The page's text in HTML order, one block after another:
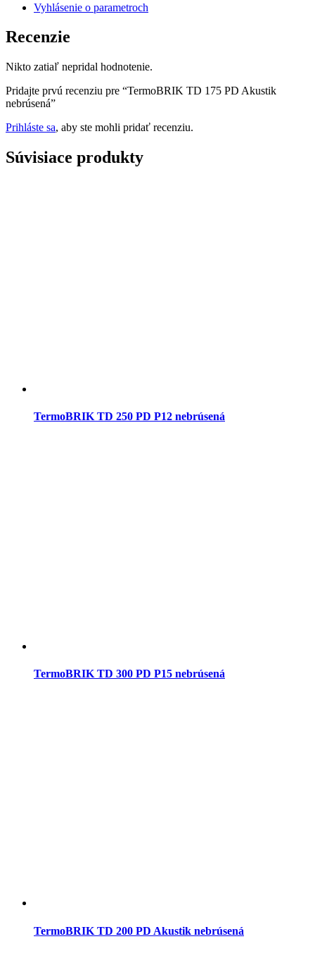
Vyhlásenie o parametroch
Recenzie
Nikto zatiaľ nepridal hodnotenie.
Pridajte prvú recenziu pre “TermoBRIK TD 175 PD Akustik
nebrúsená”
Prihláste sa, aby ste mohli pridať recenziu.
Súvisiace produkty
TermoBRIK TD 250 PD P12 nebrúsená
TermoBRIK TD 300 PD P15 nebrúsená
TermoBRIK TD 200 PD Akustik nebrúsená